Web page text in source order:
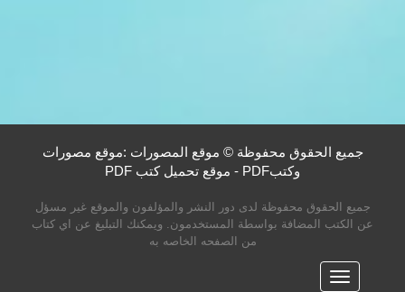
جميع الحقوق محفوظة © موقع المصورات :موقع مصورات
وكتبPDF - موقع تحميل كتب PDF
جميع الحقوق محفوظة لدى دور النشر والمؤلفون والموقع غير مسؤل
عن الكتب المضافة بواسطة المستخدمون. ويمكنك التبليغ عن اي كتاب
من الصفحه الخاصه به
القائمه